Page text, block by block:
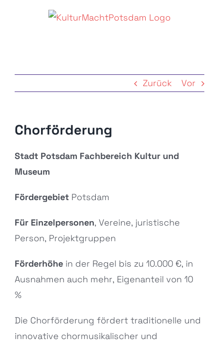
Zurück Vor
Chorförderung
Stadt Potsdam Fachbereich Kultur und
Museum
Fördergebiet Potsdam
Für Einzelpersonen, Vereine, juristische
Person, Projektgruppen
Förderhöhe in der Regel bis zu 10.000 €, in
Ausnahmen auch mehr, Eigenanteil von 10
%
Die Chorförderung fördert traditionelle und
innovative chormusikalischer und